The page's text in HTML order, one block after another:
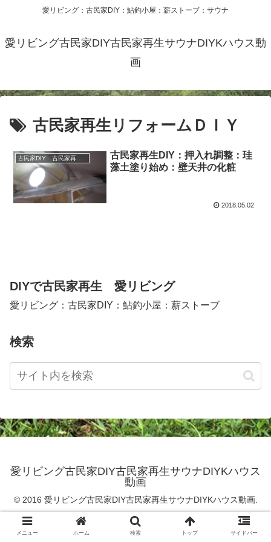
愛リビング：古民家DIY：鮎釣小屋：薪ストーブ：サウナ
愛リビング古民家DIY古民家再生サウナDIYKハウス動
画
古民家再生リフォームＤＩＹ
古民家再生DIY：押入れ調整：珪
藻土塗り始め：壁天井の化粧
2018.05.02
DIYで古民家再生 愛リビング
愛リビング：古民家DIY：鮎釣小屋：薪ストーブ
検索
愛リビング古民家DIY古民家再生サウナDIYKハウス
動画
© 2016 愛リビング古民家DIY古民家再生サウナDIYKハウス動画.
メニュー ホーム 検索 トップ サイドバー